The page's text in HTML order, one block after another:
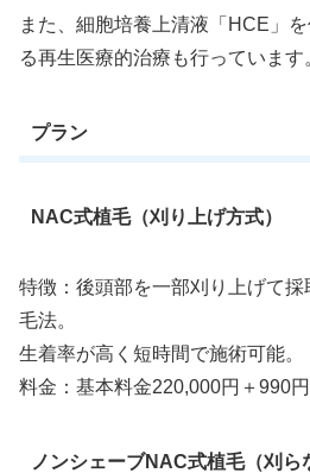
また、細胞培養上清液「HCE」
る再生医療的治療も行っています
プラン
NAC式植毛（刈り上げ方式）
特徴：後頭部を一部刈り上げて
毛法。
生着率が高く短時間で施術可能。
料金：基本料金220,000円＋990
ノンシェーブNAC式植毛（刈ら